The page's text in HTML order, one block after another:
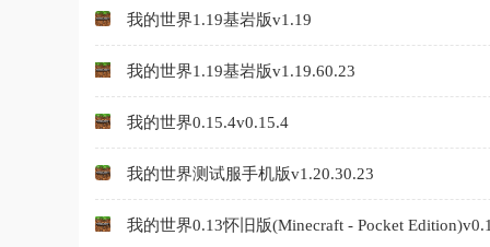
我的世界1.19基岩版v1.19
我的世界1.19基岩版v1.19.60.23
我的世界0.15.4v0.15.4
我的世界测试服手机版v1.20.30.23
我的世界0.13怀旧版(Minecraft - Pocket